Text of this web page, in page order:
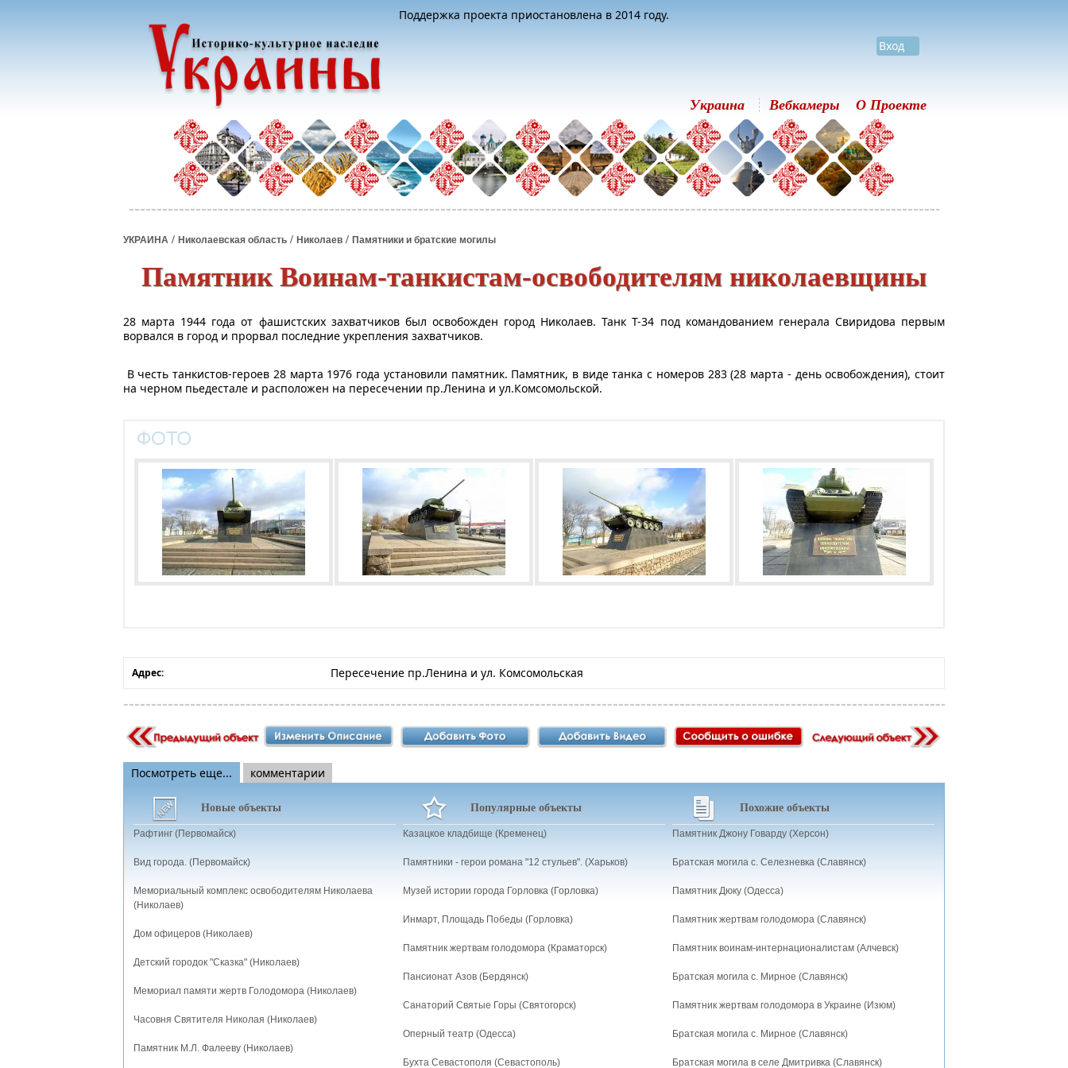
Поддержка проекта приостановлена в 2014 году.
Вход
Украина Вебкамеры О Проекте
УКРАИНА / Николаевская область / Николаев / Памятники и братские могилы
Памятник Воинам-танкистам-освободителям николаевщины
28 марта 1944 года от фашистских захватчиков был освобожден город Николаев. Танк Т-34 под командованием генерала Свиридова первым
ворвался в город и прорвал последние укрепления захватчиков.
В честь танкистов-героев 28 марта 1976 года установили памятник. Памятник, в виде танка с номеров 283 (28 марта - день освобождения), стоит
на черном пьедестале и расположен на пересечении пр.Ленина и ул.Комсомольской.
Адрес: Пересечение пр.Ленина и ул. Комсомольская
Посмотреть еще... комментарии
Новые объекты Популярные объекты Похожие объекты
Рафтинг (Первомайск)
Вид города. (Первомайск)
Мемориальный комплекс освободителям Николаева
(Николаев)
Дом офицеров (Николаев)
Детский городок "Сказка" (Николаев)
Мемориал памяти жертв Голодомора (Николаев)
Часовня Святителя Николая (Николаев)
Памятник М.Л. Фалееву (Николаев)
Казацкое кладбище (Кременец)
Памятники - герои романа "12 стульев". (Харьков)
Музей истории города Горловка (Горловка)
Инмарт, Площадь Победы (Горловка)
Памятник жертвам голодомора (Краматорск)
Пансионат Азов (Бердянск)
Санаторий Святые Горы (Святогорск)
Оперный театр (Одесса)
Бухта Севастополя (Севастополь)
Памятник Джону Говарду (Херсон)
Братская могила с. Селезневка (Славянск)
Памятник Дюку (Одесса)
Памятник жертвам голодомора (Славянск)
Памятник воинам-интернационалистам (Алчевск)
Братская могила с. Мирное (Славянск)
Памятник жертвам голодомора в Украине (Изюм)
Братская могила c. Мирное (Славянск)
Братская могила в селе Дмитривка (Славянск)